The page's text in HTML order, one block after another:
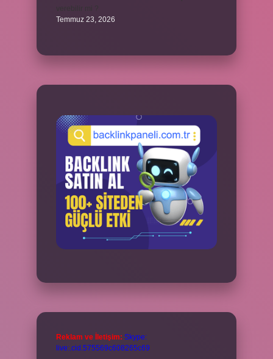
Temmuz 23, 2026
Reklam ve İletişim: Skype:
live:.cid.575569c608265c69